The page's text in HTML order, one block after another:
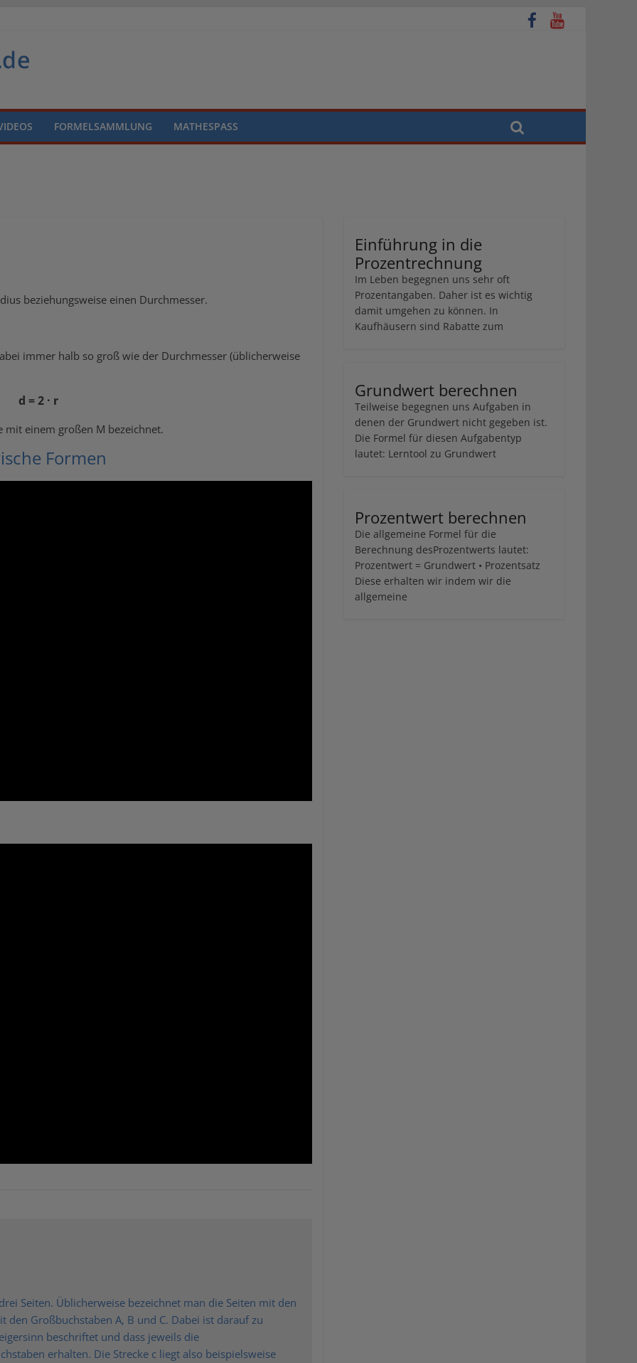
FORMELSAMMLUNG MATHESPASS
beziehungsweise einen Durchmesser.
immer halb so groß wie der Durchmesser (üblicherweise
d = 2 · r
einem großen M bezeichnet.
Formen
Seiten. Üblicherweise bezeichnet man die Seiten mit den
Großbuchstaben A, B und C. Dabei ist darauf zu
beschriftet und dass jeweils die
erhalten. Die Strecke c liegt also beispielsweise
Einführung in die
Prozentrechnung
Im Leben begegnen uns sehr oft
Prozentangaben. Daher ist es wichtig
damit umgehen zu können. In
Kaufhäusern sind Rabatte zum
Grundwert berechnen
Teilweise begegnen uns Aufgaben in
denen der Grundwert nicht gegeben ist.
Die Formel für diesen Aufgabentyp
lautet: Lerntool zu Grundwert
Prozentwert berechnen
Die allgemeine Formel für die
Berechnung desProzentwerts lautet:
Prozentwert = Grundwert • Prozentsatz
Diese erhalten wir indem wir die
allgemeine